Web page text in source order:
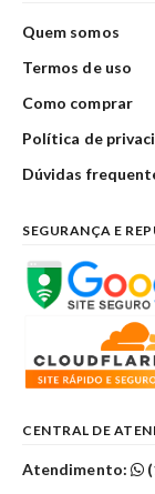
Quem somos
Termos de uso
Como comprar
Política de
Dúvidas
SEGURANÇA E
CENTRAL DE
Atendimento: